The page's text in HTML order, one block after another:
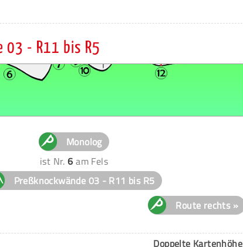
03 - R11 bis R5
Monolog
ist Nr.6 am Fels
Preßknockwände 03 - R11 bis R5
Route rechts »
Doppelte Kartenhöhe